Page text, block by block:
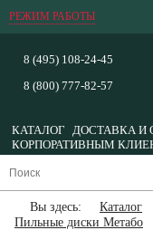
РЕЖИМ РАБОТЫ
8 (495) 108-24-45
8 (800) 777-82-57
КАТАЛОГ ДОСТАВКА И
КОРПОРАТИВНЫМ
Вы здесь: Каталог
Пильные диски Метабо